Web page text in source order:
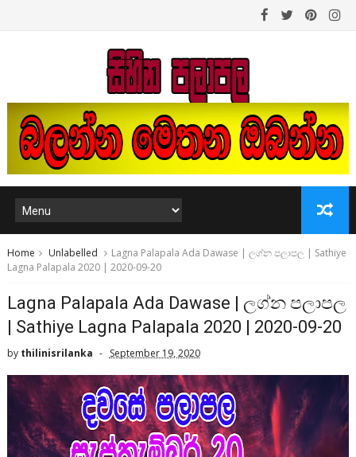
Home Unlabelled
Lagna Palapala Ada Dawase | ලග්න පලාපල | Sathiye
Lagna Palapala 2020 | 2020-09-20
Lagna Palapala Ada Dawase | ලග්න පලාපල
| Sathiye Lagna Palapala 2020 | 2020-09-20
by thilinisrilanka September 19, 2020